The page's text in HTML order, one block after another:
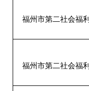
福州市第二社会福
福州市第二社会福